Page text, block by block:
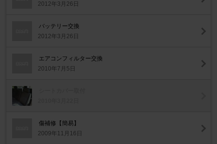
2012年3月26日
バッテリー交換
2012年3月26日
エアコンフィルター交換
2010年7月5日
傷補修【簡易】
2009年11月16日